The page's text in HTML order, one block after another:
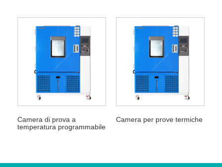
Camera di prova a
temperatura programmabile
Camera per prove termiche